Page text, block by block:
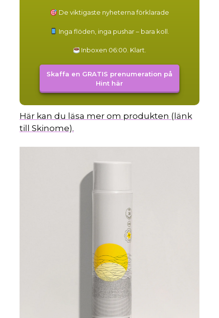
De viktigaste nyheterna förklarade
Inga flöden, inga pushar – bara koll.
Inboxen 06:00. Klart.
Skaffa en GRATIS prenumeration på
Hint här
Här kan du läsa mer om produkten (länk
till Skinome).